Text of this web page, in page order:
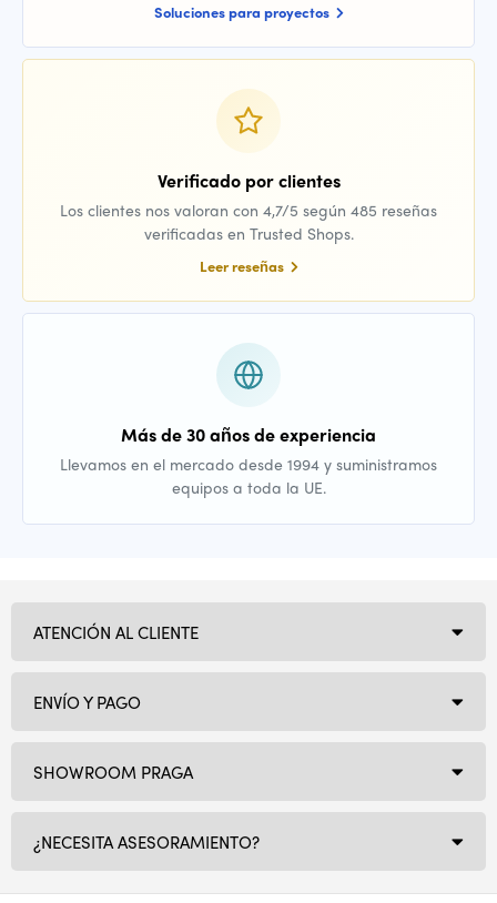
Soluciones para proyectos
Verificado por clientes
Los clientes nos valoran con 4,7/5 según 485 reseñas
verificadas en Trusted Shops.
Leer reseñas
Más de 30 años de experiencia
Llevamos en el mercado desde 1994 y suministramos
equipos a toda la UE.
SHOWROOM PRAGA
¿NECESITA ASESORAMIENTO?
ATENCIÓN AL CLIENTE
ENVÍO Y PAGO